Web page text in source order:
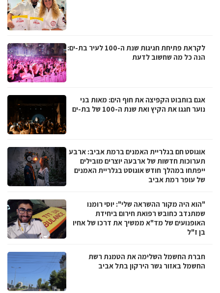
לקראת פתיחת חגיגות שנת ה-100 לעיר בת-ים:
הנה כל מה שחשוב לדעת
אגם בוחבוט הקפיצה את חוף הים: מאות בני
נוער חגגו את הקיץ ואת שנת ה-100 של בת-ים
אוגוסט חם בגלריית האמנים ברמת אביב: ארבע
תערוכות חדשות של ארבעה יוצרים מובילים
ייפתחו במהלך חודש אוגוסט בגלריית האמנים
של עופר רמת אביב
"הוא היה מקור ההשראה שלי": יוסי רומנו
שמתנדב כחובש רפואת חירום ביחידת
האופנועים של מד"א ממשיך את דרכו של אחיו
בן ז"ל
חברת החשמל השלימה את הטמנת רשת
החשמל באזור גשר הירקון בתל אביב